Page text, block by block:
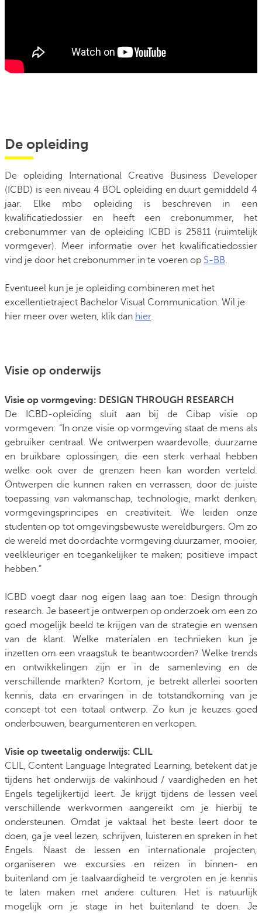
De opleiding
De opleiding International Creative Business Developer
(ICBD) is een niveau 4 BOL opleiding en duurt gemiddeld 4
jaar. Elke mbo opleiding is beschreven in een
kwalificatiedossier en heeft een crebonummer, het
crebonummer van de opleiding ICBD is 25811 (ruimtelijk
vormgever). Meer informatie over het kwalificatiedossier
vind je door het crebonummer in te voeren op S-BB.
Eventueel kun je je opleiding combineren met het
excellentietraject Bachelor Visual Communication. Wil je
hier meer over weten, klik dan hier.
Visie op onderwijs
Visie op vormgeving: DESIGN THROUGH RESEARCH
De ICBD-opleiding sluit aan bij de Cibap visie op
vormgeven: “In onze visie op vormgeving staat de mens als
gebruiker centraal. We ontwerpen waardevolle, duurzame
en bruikbare oplossingen, die een sterk verhaal hebben
welke ook over de grenzen heen kan worden verteld.
Ontwerpen die kunnen raken en verrassen, door de juiste
toepassing van vakmanschap, technologie, markt denken,
vormgevingsprincipes en creativiteit. We leiden onze
studenten op tot omgevingsbewuste wereldburgers. Om zo
de wereld met doordachte vormgeving duurzamer, mooier,
veelkleuriger en toegankelijker te maken; positieve impact
hebben.”
ICBD voegt daar nog eigen laag aan toe: Design through
research. Je baseert je ontwerpen op onderzoek om een zo
goed mogelijk beeld te krijgen van de strategie en wensen
van de klant. Welke materialen en technieken kun je
inzetten om een vraagstuk te beantwoorden? Welke trends
en ontwikkelingen zijn er in de samenleving en de
verschillende markten? Kortom, je betrekt allerlei soorten
kennis, data en ervaringen in de totstandkoming van je
concept tot een totaal ontwerp. Zo kun je keuzes goed
onderbouwen, beargumenteren en verkopen.
Visie op tweetalig onderwijs: CLIL
CLIL, Content Language Integrated Learning, betekent dat je
tijdens het onderwijs de vakinhoud / vaardigheden en het
Engels tegelijkertijd leert. Je krijgt tijdens de lessen veel
verschillende werkvormen aangereikt om je hierbij te
ondersteunen. Omdat je vaktaal het beste leert door te
doen, ga je veel lezen, schrijven, luisteren en spreken in het
Engels. Naast de lessen en internationale projecten,
organiseren we excursies en reizen in binnen- en
buitenland om je taalvaardigheid te vergroten en je kennis
te laten maken met andere culturen. Het is natuurlijk
mogelijk om je stage in het buitenland te doen. Je